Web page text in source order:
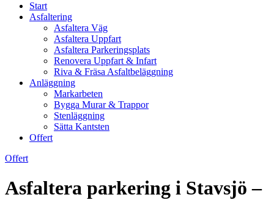
Start
Asfaltering
Asfaltera Väg
Asfaltera Uppfart
Asfaltera Parkeringsplats
Renovera Uppfart & Infart
Riva & Fräsa Asfaltbeläggning
Anläggning
Markarbeten
Bygga Murar & Trappor
Stenläggning
Sätta Kantsten
Offert
Offert
Asfaltera parkering i Stavsjö –